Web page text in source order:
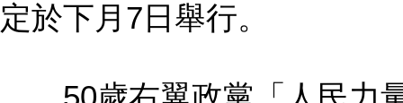
定於下月7日舉行。